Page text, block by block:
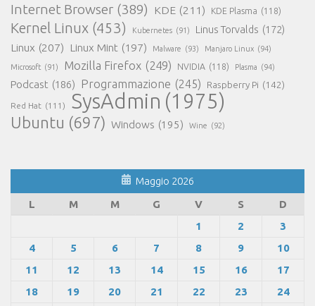
Internet Browser (389) KDE (211) KDE Plasma (118)
Kernel Linux (453) Kubernetes (91) Linus Torvalds (172)
Linux (207) Linux Mint (197) Malware (93) Manjaro Linux (94)
Microsoft (91) Mozilla Firefox (249) NVIDIA (118) Plasma (94)
Podcast (186) Programmazione (245) Raspberry Pi (142)
Red Hat (111) SysAdmin (1975)
Ubuntu (697) Windows (195) Wine (92)
Maggio 2026
L
M M G V S
D
1
2
3
4
5 6 7 8 9
10
11
12 13 14 15 16
17
18
19 20 21 22 23
24